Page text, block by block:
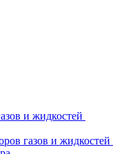
и жидкостей
газов и жидкостей